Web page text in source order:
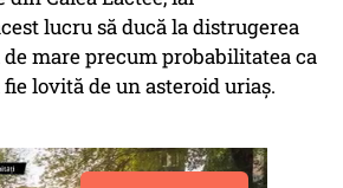
lucru să ducă la distrugerea
mare precum probabilitatea ca
lovită de un asteroid uriaş.